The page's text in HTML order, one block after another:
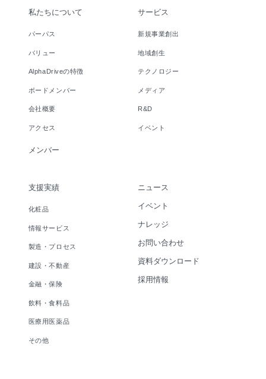
私たちについて
パーパス
バリュー
AlphaDriveの特徴
ボードメンバー
会社概要
アクセス
メンバー
サービス
新規事業創出
地域創生
テクノロジー
メディア
R&D
イベント
支援実績
化粧品
情報サービス
製造・プロセス
建設・不動産
金融・保険
飲料・食料品
医療用医薬品
その他
ニュース
イベント
ナレッジ
お問い合わせ
資料ダウンロード
採用情報